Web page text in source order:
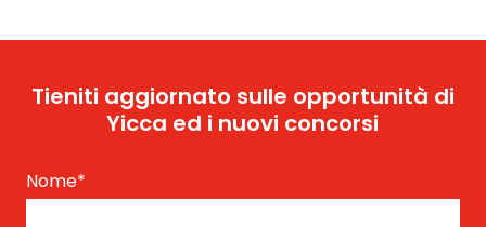
Tieniti aggiornato sulle opportunità di
Yicca ed i nuovi concorsi
Nome*